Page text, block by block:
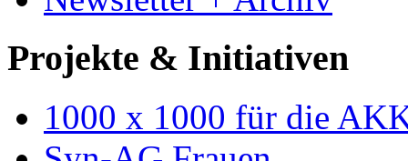
Projekte & Initiativen
1000 x 1000 für die